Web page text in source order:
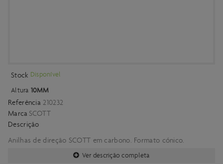
Stock Disponível
Altura 10MM
Referência 210232
Marca SCOTT
Descrição
Anilhas de direção SCOTT em carbono. Formato cónico.
Ver descrição completa